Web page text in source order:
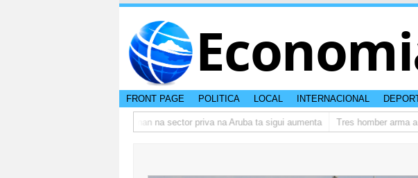
FRONT PAGE POLITICA LOCAL INTERNACIONAL
Prestamonan na sector priva na Aruba ta sigui aumenta Tres homber arma a